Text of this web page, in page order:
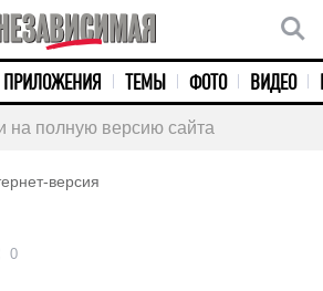
ПРИЛОЖЕНИЯ ТЕМЫ ФОТО ВИДЕО
на полную версию сайта
версия
0